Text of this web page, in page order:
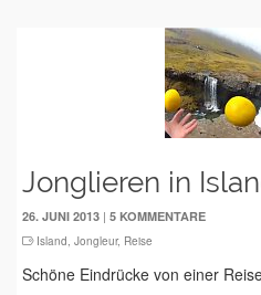
Jonglieren in
26. JUNI 2013 | 5 KOMMENTARE
Island, Jongleur, Reise
Schöne Eindrücke von einer